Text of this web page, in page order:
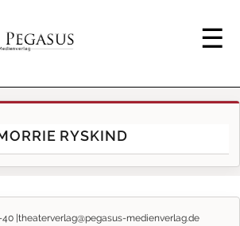
RYSKIND
40 |theaterverlag@pegasus-medienverlag.de